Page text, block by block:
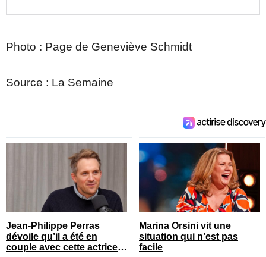
Photo : Page de Geneviève Schmidt
Source : La Semaine
Jean-Philippe Perras
dévoile qu’il a été en
couple avec cette actrice
Marina Orsini vit une
situation qui n’est pas
facile